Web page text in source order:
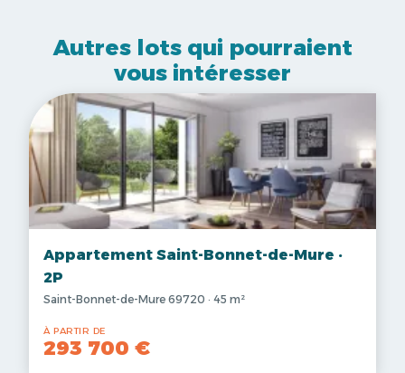
Autres lots qui pourraient
vous intéresser
Appartement Saint-Bonnet-de-Mure ·
2P
Saint-Bonnet-de-Mure 69720 · 45 m²
À PARTIR DE
293 700 €